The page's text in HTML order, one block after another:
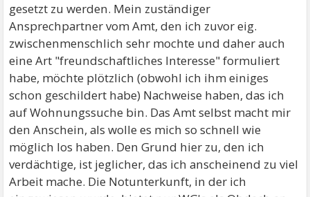
gesetzt zu werden. Mein zuständiger
Ansprechpartner vom Amt, den ich zuvor eig.
zwischenmenschlich sehr mochte und daher auch
eine Art "freundschaftliches Interesse" formuliert
habe, möchte plötzlich (obwohl ich ihm einiges
schon geschildert habe) Nachweise haben, das ich
auf Wohnungssuche bin. Das Amt selbst macht mir
den Anschein, als wolle es mich so schnell wie
möglich los haben. Den Grund hier zu, den ich
verdächtige, ist jeglicher, das ich anscheinend zu viel
Arbeit mache. Die Notunterkunft, in der ich